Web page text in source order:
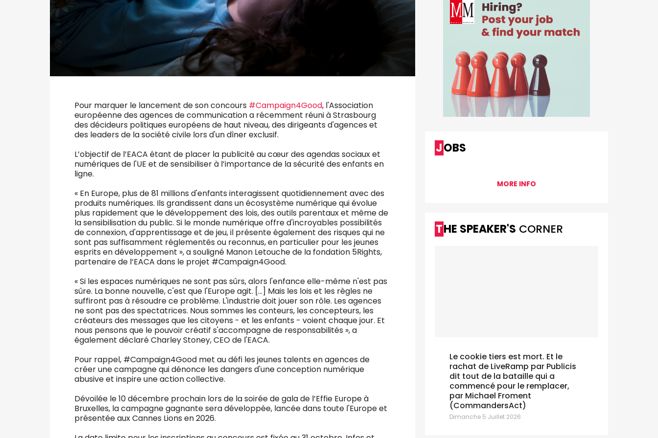
Pour marquer le lancement de son concours #Campaign4Good, l'Association
européenne des agences de communication a récemment réuni à Strasbourg
des décideurs politiques européens de haut niveau, des dirigeants d'agences et
des leaders de la société civile lors d'un dîner exclusif.
L’objectif de l’EACA étant de placer la publicité au cœur des agendas sociaux et
numériques de l'UE et de sensibiliser à l’importance de la sécurité des enfants en
ligne.
« En Europe, plus de 81 millions d'enfants interagissent quotidiennement avec des
produits numériques. Ils grandissent dans un écosystème numérique qui évolue
plus rapidement que le développement des lois, des outils parentaux et même de
la sensibilisation du public. Si le monde numérique offre d'incroyables possibilités
de connexion, d'apprentissage et de jeu, il présente également des risques qui ne
sont pas suffisamment réglementés ou reconnus, en particulier pour les jeunes
esprits en développement », a souligné Manon Letouche de la fondation 5Rights,
partenaire de l’EACA dans le projet #Campaign4Good.
« Si les espaces numériques ne sont pas sûrs, alors l'enfance elle-même n'est pas
sûre. La bonne nouvelle, c'est que l'Europe agit. [...] Mais les lois et les règles ne
suffiront pas à résoudre ce problème. L'industrie doit jouer son rôle. Les agences
ne sont pas des spectatrices. Nous sommes les conteurs, les concepteurs, les
créateurs des messages que les citoyens - et les enfants - voient chaque jour. Et
nous pensons que le pouvoir créatif s'accompagne de responsabilités », a
également déclaré Charley Stoney, CEO de l'EACA.
Pour rappel, #Campaign4Good met au défi les jeunes talents en agences de
créer une campagne qui dénonce les dangers d'une conception numérique
abusive et inspire une action collective.
Dévoilée le 10 décembre prochain lors de la soirée de gala de l’Effie Europe à
Bruxelles, la campagne gagnante sera développée, lancée dans toute l'Europe et
présentée aux Cannes Lions en 2026.
JOBS
MORE INFO
THE SPEAKER'S CORNER
Le cookie tiers est mort. Et le
rachat de LiveRamp par Publicis
dit tout de la bataille qui a
commencé pour le remplacer,
par Michael Froment
(CommandersAct)
Dimanche 5 Juillet 2026